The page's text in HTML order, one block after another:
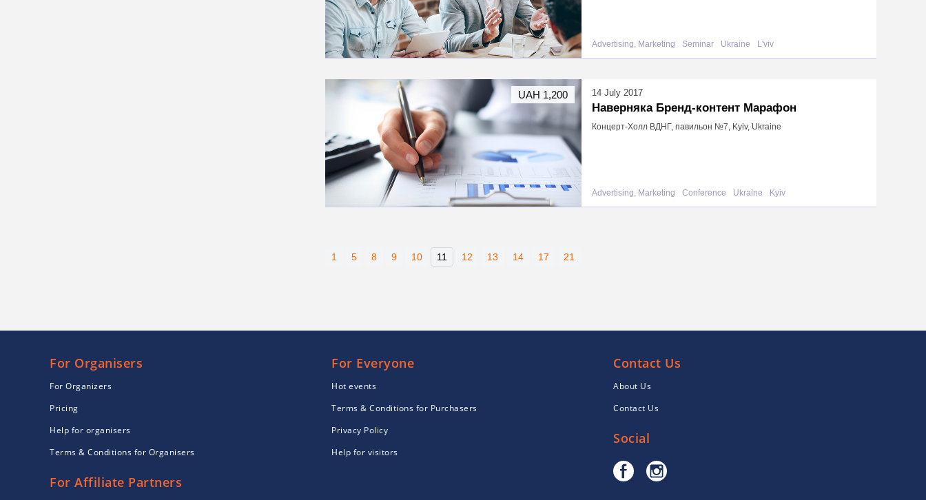
Advertising, Marketing Seminar Ukraine L'viv
14 July 2017
Наверняка Бренд-контент Марафон
Концерт-Холл ВДНГ, павильон №7, Kyiv, Ukraine
Advertising, Marketing Conference Ukraine Kyiv
UAH 1,200
1 5 8 9 10 11 12 13 14 17 21
For Organisers
For Organizers
Pricing
Help for organisers
Terms & Conditions for Organisers
For Affiliate Partners
For Everyone
Hot events
Terms & Conditions for Purchasers
Privacy Policy
Help for visitors
Contact Us
About Us
Contact Us
Social